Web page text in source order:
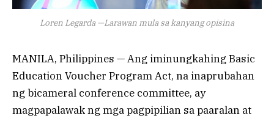
Loren Legarda —Larawan mula sa kanyang opisina
MANILA, Philippines — Ang iminungkahing Basic
Education Voucher Program Act, na inaprubahan
ng bicameral conference committee, ay
magpapalawak ng mga pagpipilian sa paaralan at